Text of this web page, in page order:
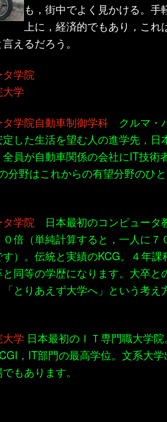
も，街中でよく見かける。手
上に，経済的でもあり，こ
えるだろう。
学院
学
学院自動車制御学科 クルマ・
した生活を望む人の進学先，日
全員が自動車関係の会社にIT技術
分野はこれからの有望分野のひ
学院 日本最初のコンピュータ
倍（単純計算すると，一人に７
）。伝統と実績のKCG。４年課
と同等の学歴になります。大卒と
「とりあえず大学へ」という考え
学 日本最初のＩＴ専門職大学
，IT部門の最高学位。文系大
もあります。